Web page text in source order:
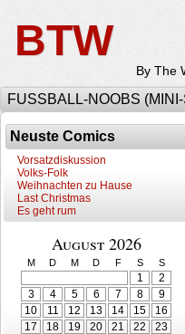
BTW
By The
FUSSBALL-NOOBS (MINI-
Neuste Comics
Vorsatzdiskussion
Volks-Folk
Weihnachten zu Hause
Last Christmas
Es geht rum
August 2026
M D M D F S S
1
2
3
4 5 6 7 8
9
10
11 12 13 14 15
16
17
18 19 20 21 22
23